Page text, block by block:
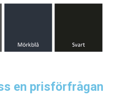
en prisförfrågan